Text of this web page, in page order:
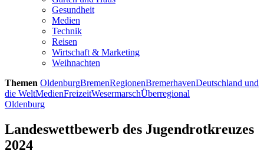
Gesundheit
Medien
Technik
Reisen
Wirtschaft & Marketing
Weihnachten
Themen OldenburgBremenRegionenBremerhavenDeutschland und
die WeltMedienFreizeitWesermarschÜberregional
Oldenburg
Landeswettbewerb des Jugendrotkreuzes
2024